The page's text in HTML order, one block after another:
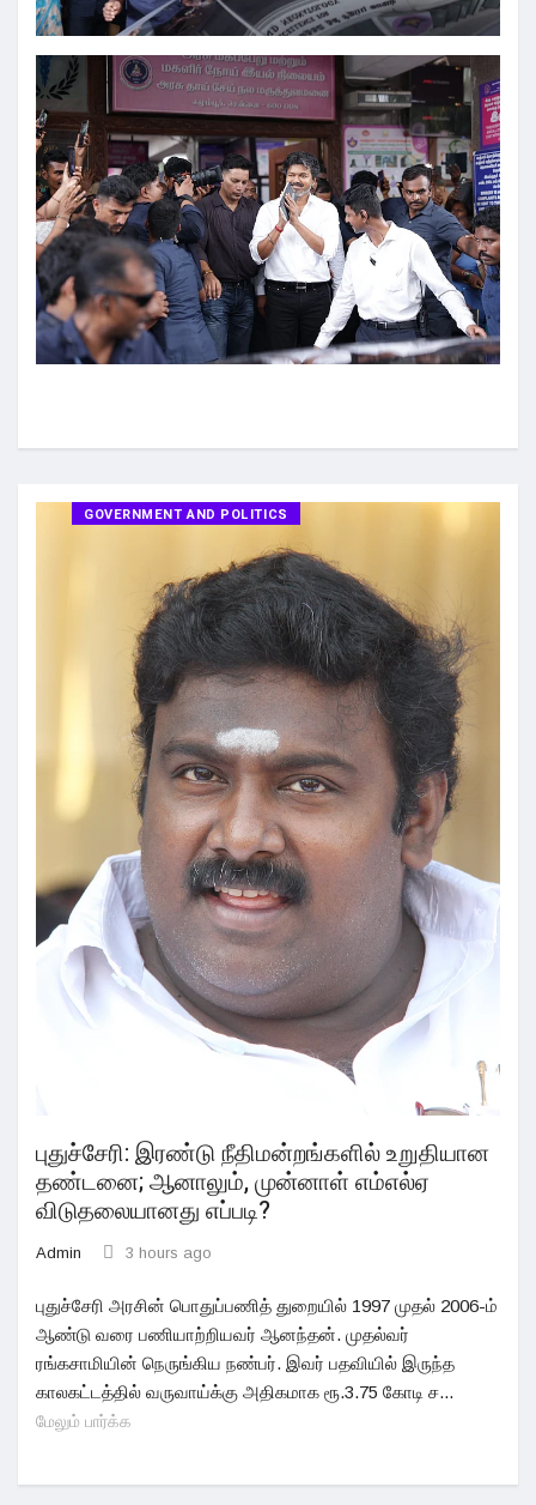
GOVERNMENT AND POLITICS
புதுச்சேரி: இரண்டு நீதிமன்றங்களில் உறுதியான
தண்டனை; ஆனாலும், முன்னாள் எம்எல்ஏ
விடுதலையானது எப்படி?
Admin 3 hours ago
புதுச்சேரி அரசின் பொதுப்பணித் துறையில் 1997 முதல் 2006-ம்
ஆண்டு வரை பணியாற்றியவர் ஆனந்தன். முதல்வர்
ரங்கசாமியின் நெருங்கிய நண்பர். இவர் பதவியில் இருந்த
காலகட்டத்தில் வருவாய்க்கு அதிகமாக ரூ.3.75 கோடி ச...
மேலும் பார்க்க